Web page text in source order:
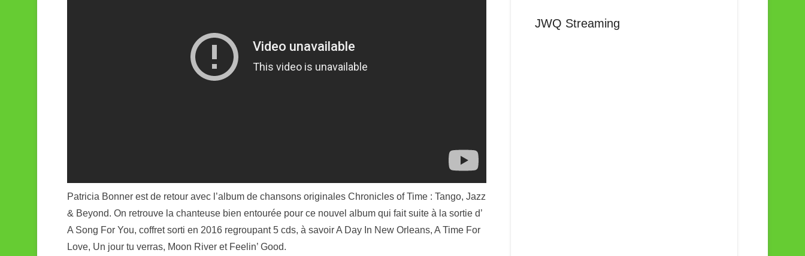
Patricia Bonner est de retour avec l’album de chansons originales Chronicles of Time : Tango, Jazz
& Beyond. On retrouve la chanteuse bien entourée pour ce nouvel album qui fait suite à la sortie d’
A Song For You, coffret sorti en 2016 regroupant 5 cds, à savoir A Day In New Orleans, A Time For
Love, Un jour tu verras, Moon River et Feelin’ Good.
JWQ Streaming